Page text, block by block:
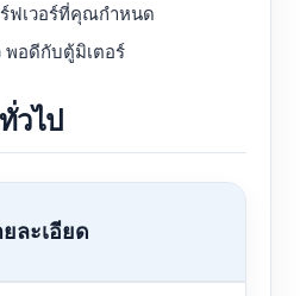
ฟเวอร์ที่คุณกำหนด
พอดีกับตู้มิเตอร์
วไป
ละเอียด